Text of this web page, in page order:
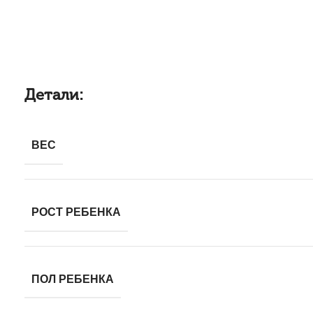
Детали:
ВЕС
РОСТ РЕБЕНКА
ПОЛ РЕБЕНКА